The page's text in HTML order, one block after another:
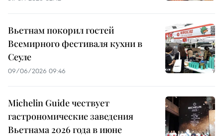
Вьетнам покорил гостей
Всемирного фестиваля кухни в
Сеуле
09/06/2026 09:46
Michelin Guide чествует
гастрономические заведения
Вьетнама 2026 года в июне